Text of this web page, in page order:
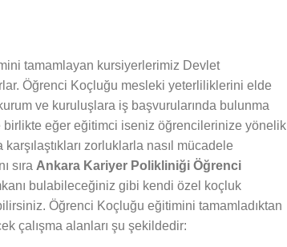
tamamlayan kursiyerlerimiz Devlet
Öğrenci Koçluğu mesleki yeterliliklerini elde
ve kuruluşlara iş başvurularında bulunma
birlikte eğer eğitimci iseniz öğrencilerinize yönelik
zorluklarla nasıl mücadele
sıra Ankara Kariyer Polikliniği Öğrenci
bulabileceğiniz gibi kendi özel koçluk
Öğrenci Koçluğu eğitimini tamamladıktan
çalışma alanları şu şekildedir: